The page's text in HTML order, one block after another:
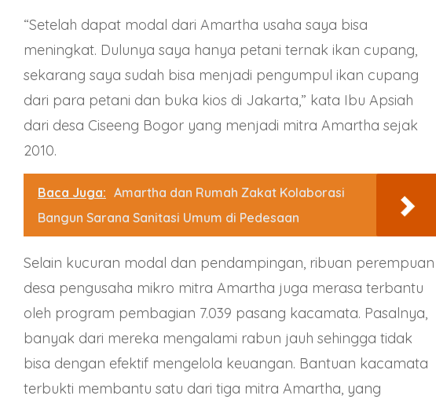
“Setelah dapat modal dari Amartha usaha saya bisa
meningkat. Dulunya saya hanya petani ternak ikan cupang,
sekarang saya sudah bisa menjadi pengumpul ikan cupang
dari para petani dan buka kios di Jakarta,” kata Ibu Apsiah
dari desa Ciseeng Bogor yang menjadi mitra Amartha sejak
2010.
Baca Juga: Amartha dan Rumah Zakat Kolaborasi
Bangun Sarana Sanitasi Umum di Pedesaan
Selain kucuran modal dan pendampingan, ribuan perempuan
desa pengusaha mikro mitra Amartha juga merasa terbantu
oleh program pembagian 7.039 pasang kacamata. Pasalnya,
banyak dari mereka mengalami rabun jauh sehingga tidak
bisa dengan efektif mengelola keuangan. Bantuan kacamata
terbukti membantu satu dari tiga mitra Amartha, yang